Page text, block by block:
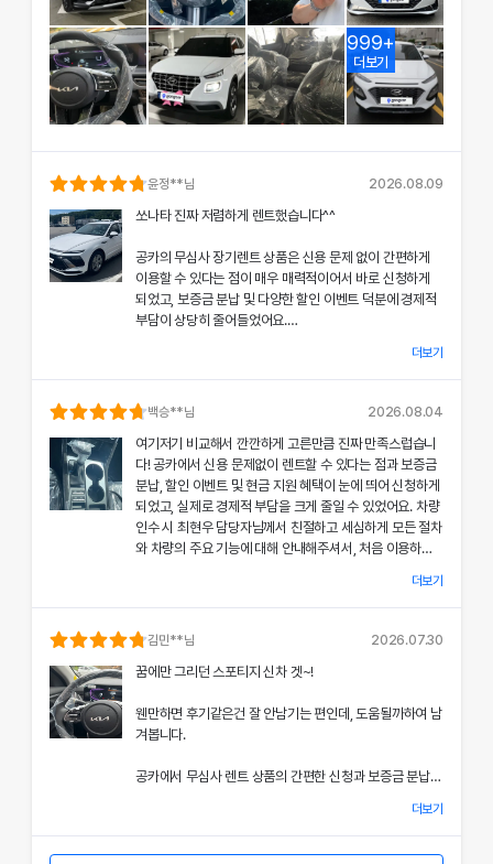
999+
더보기
윤정**님 2026.08.09
쏘나타 진짜 저렴하게 렌트했습니다^^
공카의 무심사 장기렌트 상품은 신용 문제 없이 간편하게
이용할 수 있다는 점이 매우 매력적이어서 바로 신청하게
되었고, 보증금 분납 및 다양한 할인 이벤트 덕분에 경제적
부담이 상당히 줄어들었어요.
차량 인수 시 장민혁 담당자님께서 친절하고 꼼꼼하게 신차
의 상태와 각종 기능에 대해 설명해주셔서, 처음 이용하는
분들도 부담 없이 서비스를 체험할 수 있었어요.
공카의 본부 직거래 시스템으로 중간 마진 없이 합리적인
렌트료를 제공받았고, 즉시 출고되는 신차 덕분에 긴급 상
황에서도 차질 없이 차량을 이용할 수 있었던 점이 특히 인
상 깊었어요.
쏘나타의 세련된 디자인과 최신 편의 기능, 그리고 안전 장
치에 대한 세심한 관리가 직접 눈으로 확인되면서 전체적인
다시 이용하고 싶은 강력한 동기가 되었어요.
돋보여 제게 잊지 못할 기억으로 남았으며, 이 만족스러운
더보기
백승**님 2026.08.04
여기저기 비교해서 깐깐하게 고른만큼 진짜 만족스럽습니
다! 공카에서 신용 문제없이 렌트할 수 있다는 점과 보증금
분납, 할인 이벤트 및 현금 지원 혜택이 눈에 띄어 신청하게
되었고, 실제로 경제적 부담을 크게 줄일 수 있었어요. 차량
인수 시 최현우 담당자님께서 친절하고 세심하게 모든 절차
와 차량의 주요 기능에 대해 안내해주셔서, 처음 이용하는
공카의 본부 직거래 시스템 덕분에 렌트료가 매우 합리적으
로 책정되었고, 필요할 때마다 즉시 출고되는 신차 시스템
은 제 일정에 맞춰 안정적으로 차량을 이용할 수 있도록 도
와주었어요.
쏘나타의 우아한 디자인과 최신 편의 기능, 그리고 안전장
치에 대한 상세한 설명은 제 기대 이상이었으며, 전 과정에
어요.
도 공카를 우선적으로 이용하게 만들 정도로 만족스러웠으
더보기
김민**님 2026.07.30
꿈에만 그리던 스포티지 신차 겟~!
웬만하면 후기같은건 잘 안남기는 편인데, 도움될까하여 남
겨봅니다.
공카에서 무심사 렌트 상품의 간편한 신청과 보증금 분납,
차량 인수 시 이준호 담당자님께서 따뜻하면서도 세심하게
더보기
'(주)공카'는 (이하 '회사'는) 고객님의 개인정보를 중요시하며, "정보
통신망 이용촉진 및 정보보호"에 관한 법률을 준수하고 있습니다.
회사는 개인정보처리방침을 통하여 고객님께서 제공하시는 개인정보
가 어떠한 용도와 방식으로 이용되고 있으며, 개인정보보호를 위해 어
떠한 조치가 취해지고 있는지 알려드립니다.
회사는 개인정보처리방침을 개정하는 경우 웹사이트 공지사항(또는